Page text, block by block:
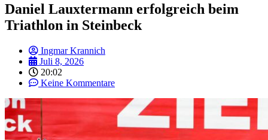
Daniel Lauxtermann erfolgreich beim
Triathlon in Steinbeck
Ingmar Krannich
Juli 8, 2026
20:02
Keine Kommentare